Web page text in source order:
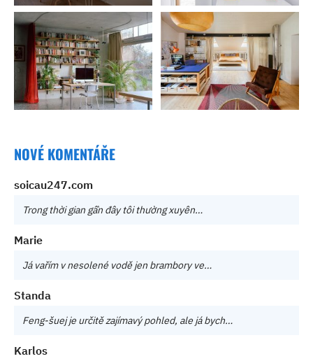
NOVÉ KOMENTÁŘE
soicau247.com
Trong thời gian gần đây tôi thường xuyên…
Marie
Já vařím v nesolené vodě jen brambory ve…
Standa
Feng-šuej je určitě zajímavý pohled, ale já bych…
Karlos